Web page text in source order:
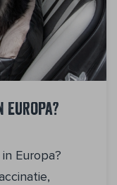
Europa?
Europa?